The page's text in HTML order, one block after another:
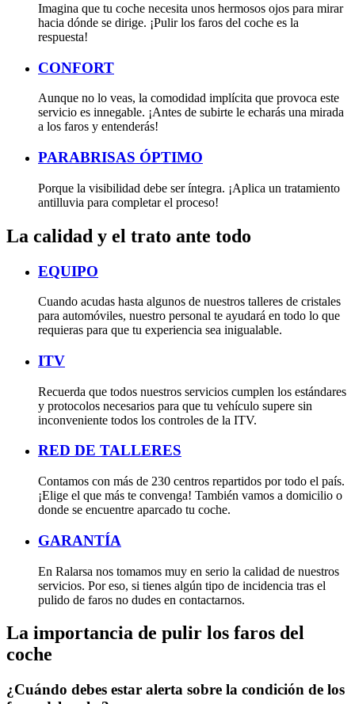
Imagina que tu coche necesita unos hermosos ojos para mirar
hacia dónde se dirige. ¡Pulir los faros del coche es la
respuesta!
CONFORT
Aunque no lo veas, la comodidad implícita que provoca este
servicio es innegable. ¡Antes de subirte le echarás una mirada
a los faros y entenderás!
PARABRISAS ÓPTIMO
Porque la visibilidad debe ser íntegra. ¡Aplica un tratamiento
antilluvia para completar el proceso!
La calidad y el trato ante todo
EQUIPO
Cuando acudas hasta algunos de nuestros talleres de cristales
para automóviles, nuestro personal te ayudará en todo lo que
requieras para que tu experiencia sea inigualable.
ITV
Recuerda que todos nuestros servicios cumplen los estándares
y protocolos necesarios para que tu vehículo supere sin
inconveniente todos los controles de la ITV.
RED DE TALLERES
Contamos con más de 230 centros repartidos por todo el país.
¡Elige el que más te convenga! También vamos a domicilio o
donde se encuentre aparcado tu coche.
GARANTÍA
En Ralarsa nos tomamos muy en serio la calidad de nuestros
servicios. Por eso, si tienes algún tipo de incidencia tras el
pulido de faros no dudes en contactarnos.
La importancia de pulir los faros del
coche
¿Cuándo debes estar alerta sobre la condición de los